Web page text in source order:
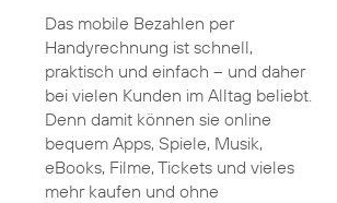
Das mobile Bezahlen per
Handyrechnung ist schnell,
praktisch und einfach – und daher
bei vielen Kunden im Alltag beliebt.
Denn damit können sie online
bequem Apps, Spiele, Musik,
eBooks, Filme, Tickets und vieles
mehr kaufen und ohne